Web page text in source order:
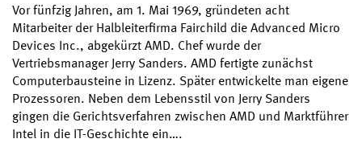
Vor fünfzig Jahren, am 1. Mai 1969, gründeten acht
Mitarbeiter der Halbleiterfirma Fairchild die Advanced Micro
Devices Inc., abgekürzt AMD. Chef wurde der
Vertriebsmanager Jerry Sanders. AMD fertigte zunächst
Computerbausteine in Lizenz. Später entwickelte man eigene
Prozessoren. Neben dem Lebensstil von Jerry Sanders
gingen die Gerichtsverfahren zwischen AMD und Marktführer
Intel in die IT-Geschichte ein….